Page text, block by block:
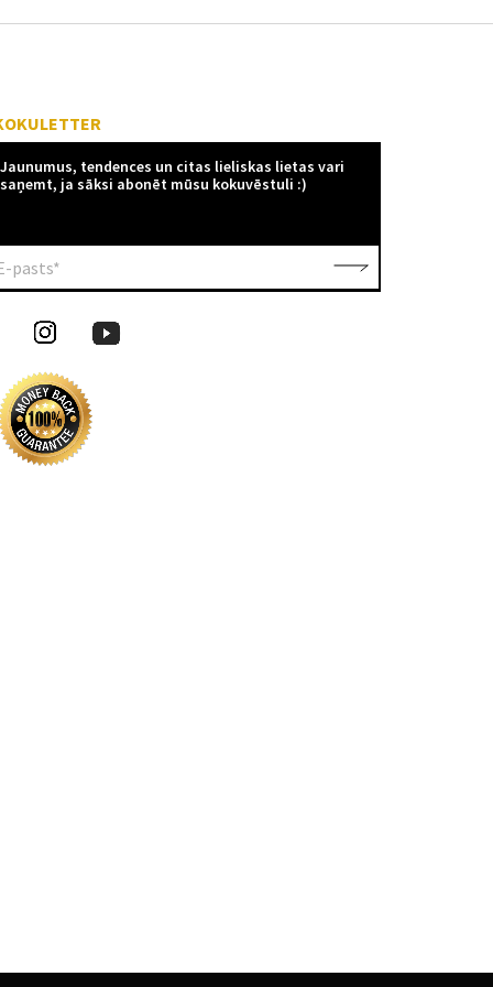
Jaunumus, tendences un citas lieliskas lietas vari
saņemt, ja sāksi abonēt mūsu kokuvēstuli :)
pasts*